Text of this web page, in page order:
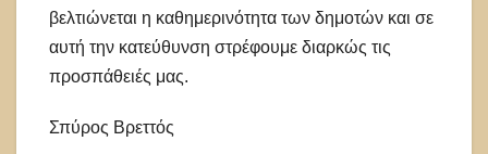
βελτιώνεται η καθημερινότητα των δημοτών και σε
αυτή την κατεύθυνση στρέφουμε διαρκώς τις
προσπάθειές μας.
Σπύρος Βρεττός